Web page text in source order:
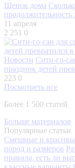
Щенок дома
11 апреля
2 251 0
Новости Сити-го-
праздник детей
223 0
Посмотреть все
Более 1 500 статей
Больше материалов
Популярные статьи
Смешные и
пород и размеров
правила, есть ли